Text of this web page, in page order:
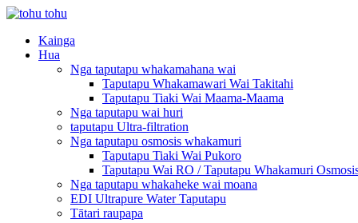
Kainga
Hua
Nga taputapu whakamahana wai
Taputapu Whakamawari Wai Takitahi
Taputapu Tiaki Wai Maama-Maama
Nga taputapu wai huri
taputapu Ultra-filtration
Nga taputapu osmosis whakamuri
Taputapu Tiaki Wai Pukoro
Taputapu Wai RO / Taputapu Whakamuri
Nga taputapu whakaheke wai moana
EDI Ultrapure Water Taputapu
Tātari raupapa